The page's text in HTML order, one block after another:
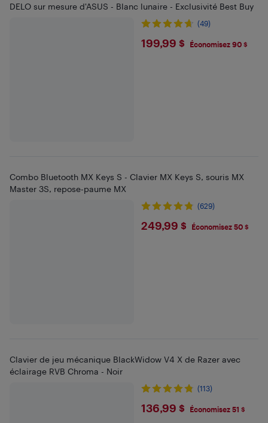
DELO sur mesure d'ASUS - Blanc lunaire - Exclusivité Best Buy
(49)
$199.99
199,99 $ Économisez 90 $
Combo Bluetooth MX Keys S - Clavier MX Keys S, souris MX
Master 3S, repose-paume MX
(629)
$249.99
249,99 $ Économisez 50 $
Clavier de jeu mécanique BlackWidow V4 X de Razer avec
éclairage RVB Chroma - Noir
(113)
$136.99
136,99 $ Économisez 51 $